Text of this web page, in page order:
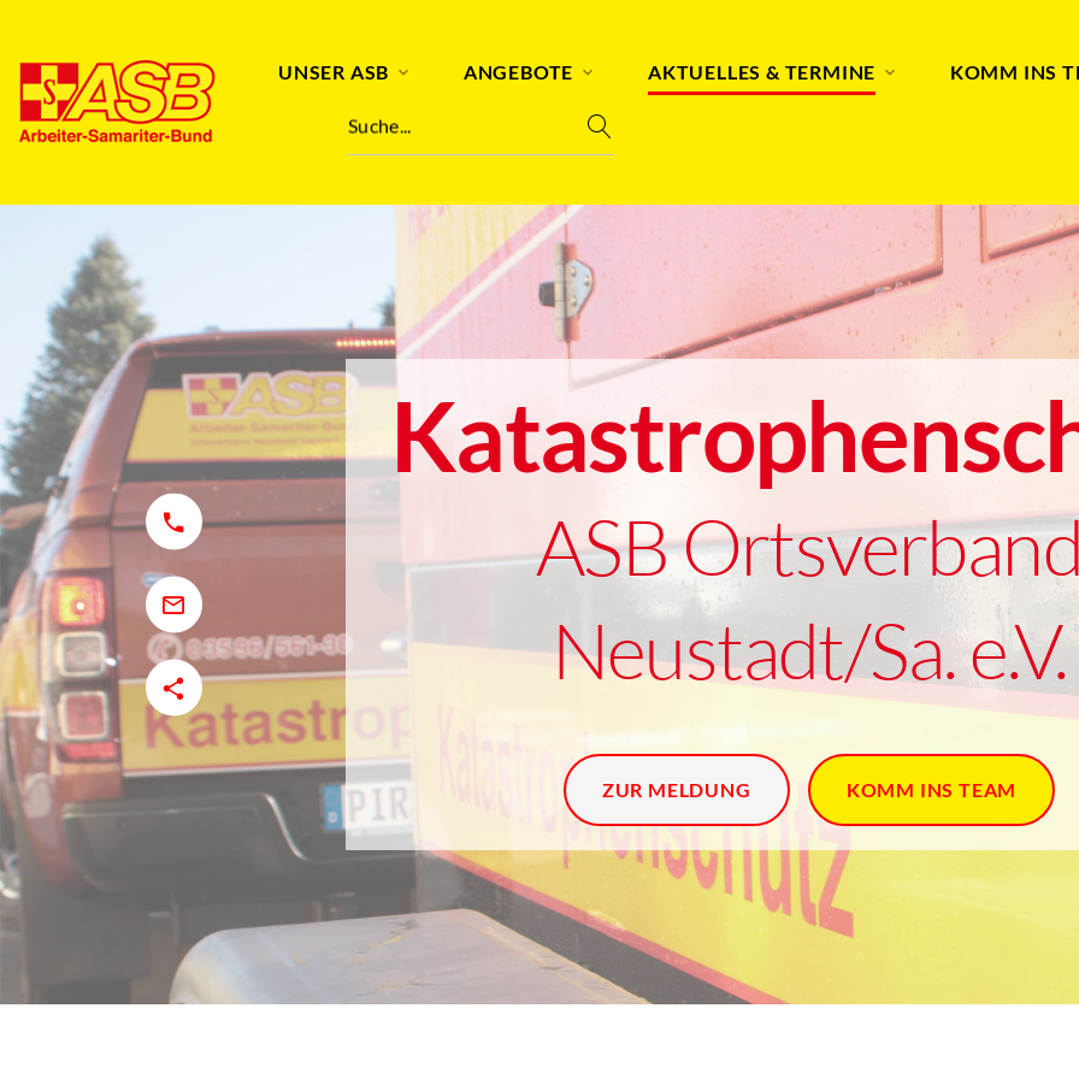
UNSER ASB ANGEBOTE AKTUELLES & TERMINE KOMM INS
Suche...
ASB
Neustadt/Sa. e.V.
ZUR MELDUNG KOMM INS TEAM